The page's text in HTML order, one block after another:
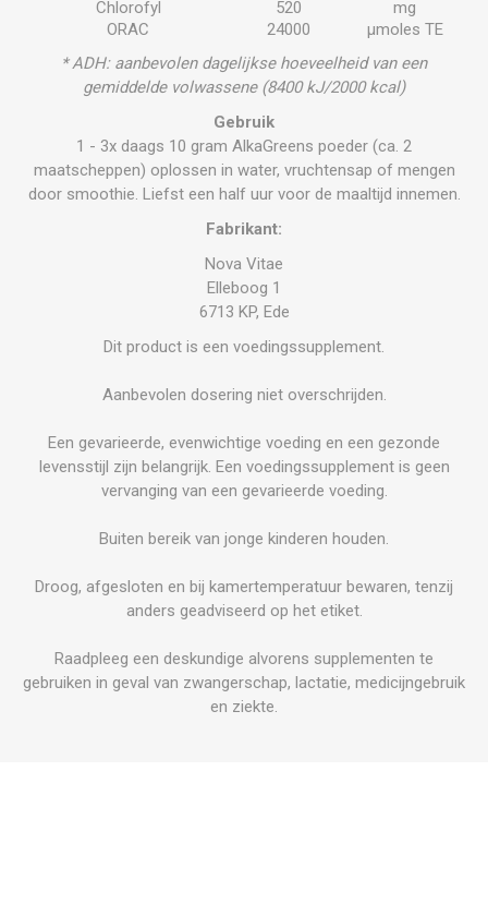
Chlorofyl 520
mg
ORAC
24000
μmoles TE
* ADH: aanbevolen dagelijkse hoeveelheid van een
gemiddelde volwassene (8400 kJ/2000 kcal)
Gebruik
1 - 3x daags 10 gram AlkaGreens poeder (ca. 2
maatscheppen) oplossen in water, vruchtensap of mengen
door smoothie. Liefst een half uur voor de maaltijd innemen.
Fabrikant:
Nova Vitae
Elleboog 1
6713 KP, Ede
Dit product is een voedingssupplement.
Aanbevolen dosering niet overschrijden.
Een gevarieerde, evenwichtige voeding en een gezonde
levensstijl zijn belangrijk. Een voedingssupplement is geen
vervanging van een gevarieerde voeding.
Buiten bereik van jonge kinderen houden.
Droog, afgesloten en bij kamertemperatuur bewaren, tenzij
anders geadviseerd op het etiket.
Raadpleeg een deskundige alvorens supplementen te
gebruiken in geval van zwangerschap, lactatie, medicijngebruik
en ziekte.